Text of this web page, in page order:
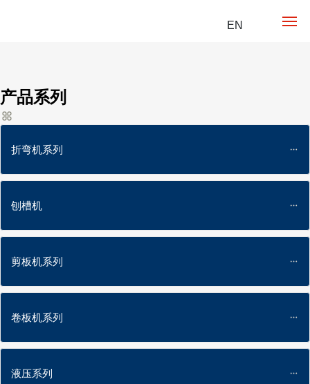
EN
产品系列
折弯机系列
刨槽机
剪板机系列
卷板机系列
液压系列